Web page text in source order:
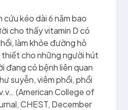
cứu kéo dài 6 năm bao
cho thấy vitamin D có
làm khỏe đường hô
thiết cho những người hút
đang có bệnh liên quan
suyễn, viêm phổi, phổi
(American College of
CHEST, December